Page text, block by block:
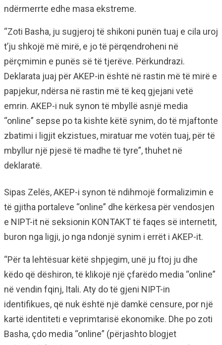
ndërmerrte edhe masa ekstreme.
“Zoti Basha, ju sugjeroj të shikoni punën tuaj e cila uroj
t’ju shkojë më mirë, e jo të përqendroheni në
përçmimin e punës së të tjerëve. Përkundrazi.
Deklarata juaj për AKEP-in është në rastin më të mirë e
papjekur, ndërsa në rastin më të keq gjejani vetë
emrin. AKEP-i nuk synon të mbyllë asnjë media
“online” sepse po ta kishte këtë synim, do të mjaftonte
zbatimi i ligjit ekzistues, miratuar me votën tuaj, për të
mbyllur një pjesë të madhe të tyre”, thuhet në
deklaratë.
Sipas Zelës, AKEP-i synon të ndihmojë formalizimin e
të gjitha portaleve “online” dhe kërkesa për vendosjen
e NIPT-it në seksionin KONTAKT të faqes së internetit,
buron nga ligji, jo nga ndonjë synim i errët i AKEP-it.
“Për ta lehtësuar këtë shpjegim, unë ju ftoj ju dhe
këdo që dëshiron, të klikojë një çfarëdo media “online”
në vendin fqinj, Itali. Aty do të gjeni NIPT-in
identifikues, që nuk është një damkë censure, por një
kartë identiteti e veprimtarisë ekonomike. Dhe po zoti
Basha, çdo media “online” (përjashto blogjet